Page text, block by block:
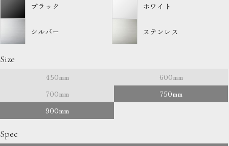
ブラック ホワイト
シルバー ステンレス
Size
450mm
600mm
700mm
750mm
900mm
Spec